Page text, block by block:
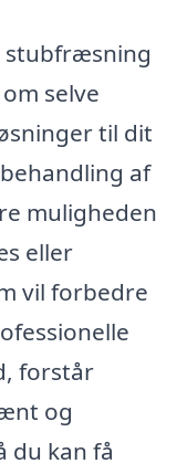
stubfræsning
selve
til dit
af
muligheden
eller
vil forbedre
forstår
og
du kan få